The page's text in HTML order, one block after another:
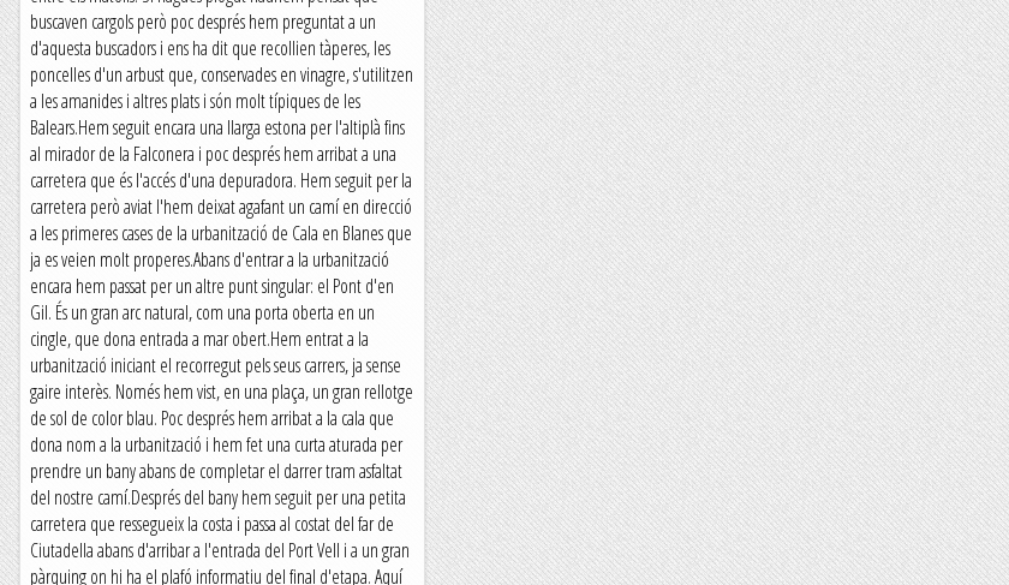
buscaven cargols però poc després hem preguntat a un
d'aquesta buscadors i ens ha dit que recollien tàperes, les
poncelles d'un arbust que, conservades en vinagre, s'utilitzen
a les amanides i altres plats i són molt típiques de les
Balears.Hem seguit encara una llarga estona per l'altiplà fins
al mirador de la Falconera i poc després hem arribat a una
carretera que és l'accés d'una depuradora. Hem seguit per la
carretera però aviat l'hem deixat agafant un camí en direcció
a les primeres cases de la urbanització de Cala en Blanes que
ja es veien molt properes.Abans d'entrar a la urbanització
encara hem passat per un altre punt singular: el Pont d'en
Gil. És un gran arc natural, com una porta oberta en un
cingle, que dona entrada a mar obert.Hem entrat a la
urbanització iniciant el recorregut pels seus carrers, ja sense
gaire interès. Només hem vist, en una plaça, un gran rellotge
de sol de color blau. Poc després hem arribat a la cala que
dona nom a la urbanització i hem fet una curta aturada per
prendre un bany abans de completar el darrer tram asfaltat
del nostre camí.Després del bany hem seguit per una petita
carretera que ressegueix la costa i passa al costat del far de
Ciutadella abans d'arribar a l'entrada del Port Vell i a un gran
pàrquing on hi ha el plafó informatiu del final d'etapa. Aquí